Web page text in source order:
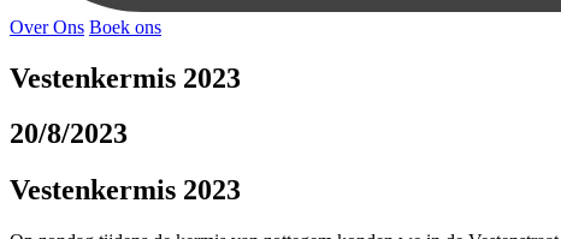
Over Ons Boek ons
Vestenkermis 2023
20/8/2023
Vestenkermis 2023